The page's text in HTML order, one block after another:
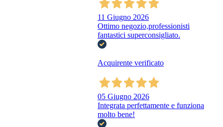
11 Giugno 2026
Ottimo negozio,professionisti
fantastici superconsigliato.
Acquirente verificato
05 Giugno 2026
Integrata perfettamente e funziona
molto bene!